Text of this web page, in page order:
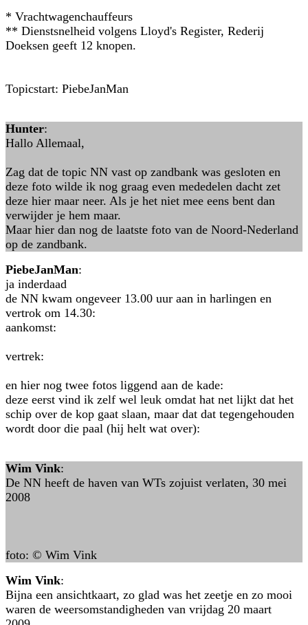
* Vrachtwagenchauffeurs
** Dienstsnelheid volgens Lloyd's Register, Rederij
Doeksen geeft 12 knopen.
Topicstart: PiebeJanMan
Hunter:
Hallo Allemaal,
Zag dat de topic NN vast op zandbank was gesloten en
deze foto wilde ik nog graag even mededelen dacht zet
deze hier maar neer. Als je het niet mee eens bent dan
verwijder je hem maar.
Maar hier dan nog de laatste foto van de Noord-Nederland
op de zandbank.
PiebeJanMan:
ja inderdaad
de NN kwam ongeveer 13.00 uur aan in harlingen en
vertrok om 14.30:
aankomst:
vertrek:
en hier nog twee fotos liggend aan de kade:
deze eerst vind ik zelf wel leuk omdat hat net lijkt dat het
schip over de kop gaat slaan, maar dat dat tegengehouden
wordt door die paal (hij helt wat over):
Wim Vink:
De NN heeft de haven van WTs zojuist verlaten, 30 mei
2008
foto: © Wim Vink
Wim Vink:
Bijna een ansichtkaart, zo glad was het zeetje en zo mooi
waren de weersomstandigheden van vrijdag 20 maart